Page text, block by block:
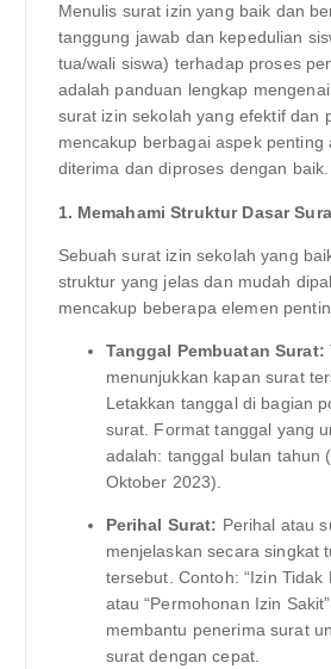
Menulis surat izin yang baik dan
tanggung jawab dan kepedulian
tua/wali siswa) terhadap proses
adalah panduan lengkap
surat izin sekolah yang efektif dan
mencakup berbagai aspek penting
diterima dan diproses dengan baik.
1. Memahami Struktur Dasar
Sebuah surat izin sekolah yang
struktur yang jelas dan mudah
mencakup beberapa elemen
Tanggal Pembuatan Surat:
menunjukkan kapan surat
Letakkan tanggal di bagian
surat. Format tanggal yang
adalah: tanggal bulan tahun
Oktober 2023).
Perihal Surat: Perihal atau
menjelaskan secara singkat
tersebut. Contoh: “Izin Tidak
atau “Permohonan Izin
membantu penerima surat
surat dengan cepat.